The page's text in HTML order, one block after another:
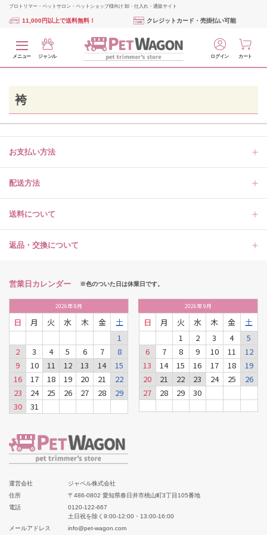
プロトリマー・ペットサロン・ペットショップ様向け 卸・仕入れ・通販サイト
11,000円以上で送料無料！ クレジットカード・売掛払い可能
メニュー ジャンル ログイン カート
袴
お支払い方法
配送方法
送料について
返品・交換について
営業日カレンダー ※色のついた日は休業日です。
2026年8月
日 月 火 水 木 金
土
1
2
3 4 5 6 7
8
9
10 11 12 13 14
15
16
17 18 19 20 21
22
23
24 25 26 27 28
29
30
31
2026年9月
日 月 火 水 木 金
土
1
2 3 4
5
6
7 8 9 10 11
12
13
14 15 16 17 18
19
20
21 22 23 24 25
26
27
28 29 30
運営会社
ジャペル株式会社
住所
〒486-0802 愛知県春日井市桃山町3丁目105番地
電話
0120-122-667
土日祝を除く9:00-12:00・13:00-16:00
メールアドレス
info@pet-wagon.com